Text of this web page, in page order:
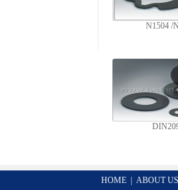
N1504 /
HOME| ABOUT US